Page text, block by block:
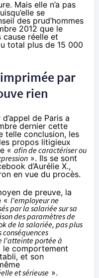
Mais elle n’a pas
se
des prud’hommes
2012 que le
réelle et
total plus de 15 000
imprimée par
rien
de Paris a
dernier cette
telle conclusion, les
propos litigieux
«afin de caractériser ou
». Ils se sont
d’Aurélie X.,
en vue du procès.
de preuve, la
«l'employeur ne
par la salariée sur sa
des paramètres de
de la salariée, pas plus
l'atteinte portée à
le comportement
et son
et sérieuse ».